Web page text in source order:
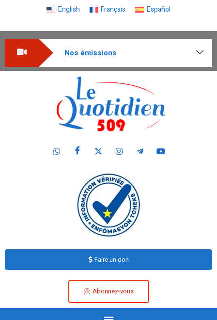
English Français Español
Nos émissions
Faire un don
Abonnez-vous